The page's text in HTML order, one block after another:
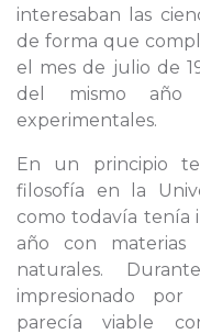
interesaban las
de forma que
el mes de julio de
del mismo año
experimentales.
En un principio
filosofía en la
como todavía tenía
año con materias
naturales.
impresionado
parecía viable